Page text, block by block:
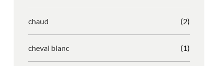
chaud (2)
cheval blanc (1)